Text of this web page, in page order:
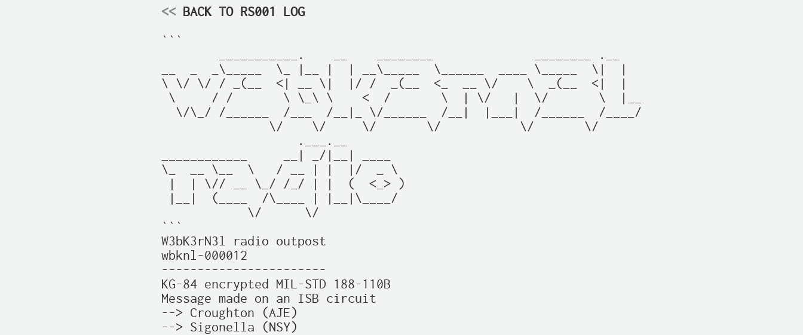
<< BACK TO RS001 LOG
```
        ___________.    __    ________              ________ .__
__  _  _\_____  \_ |__ |  | __\_____  \______  ____ \_____  \|  |
\ \/ \/ / _(__  <| __ \|  |/ /  _(__  <_  __ \/    \  _(__  <|  |
\     / /       \ \_\ \    <  /       \  | \/   |  \/       \  |__
  \/\_/ /______  /___  /__|_ \/______  /__|  |___|  /______  /____/
               \/    \/     \/       \/           \/       \/
                   .___.__
____________     __| _/|__| ____
\_  __ \__  \   / __ | |  |/  _ \
|  | \// __ \_/ /_/ | |  (  <_> )
|__|  (____  /\____ | |__|\____/
            \/      \/
```
W3bK3rN3l radio outpost
wbknl-000012
-----------------------
KG-84 encrypted MIL-STD 188-110B
Message made on an ISB circuit
--> Croughton (AJE)
--> Sigonella (NSY)